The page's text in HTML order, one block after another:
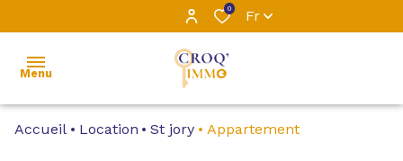
0 Fr
Menu
Accueil Location St jory Appartement